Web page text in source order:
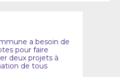
a besoin de
pour faire
deux projets à
de tous